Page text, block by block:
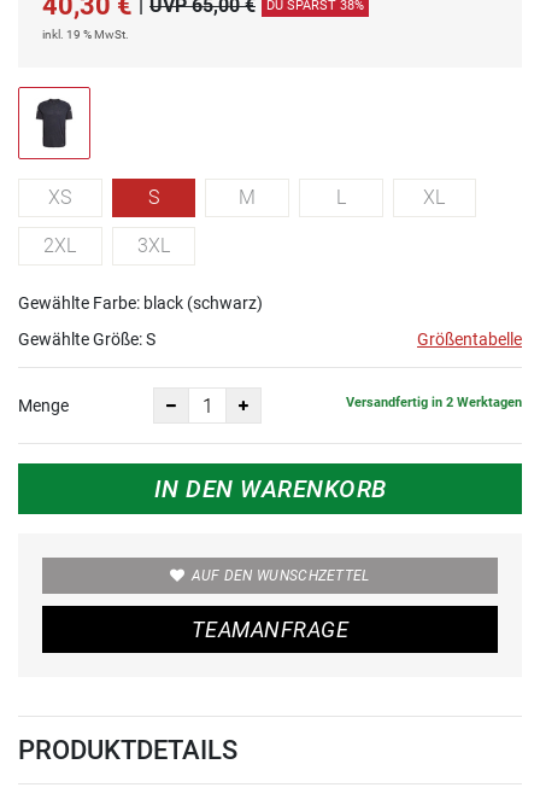
| UVP 65,00 € DU SPARST 38%
inkl. 19 % MwSt.
XS S M L XL
2XL 3XL
Gewählte Farbe: black (schwarz)
Gewählte Größe:S Größentabelle
Menge Versandfertig in 2 Werktagen
IN DEN WARENKORB
AUF DEN WUNSCHZETTEL
TEAMANFRAGE
PRODUKTDETAILS